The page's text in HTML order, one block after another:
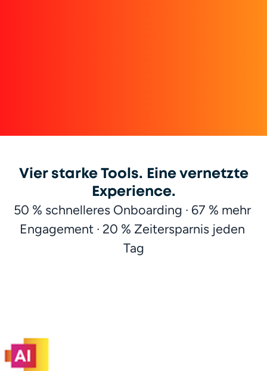
Vier starke Tools. Eine vernetzte
Experience.
50 % schnelleres Onboarding · 67 % mehr
Engagement · 20 % Zeitersparnis jeden
Tag